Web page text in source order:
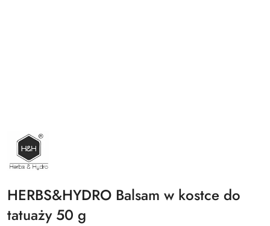
NAZWA
PRODUCENTA:
HERBS&HYDRO
HERBS&HYDRO Balsam w kostce do
tatuaży 50 g